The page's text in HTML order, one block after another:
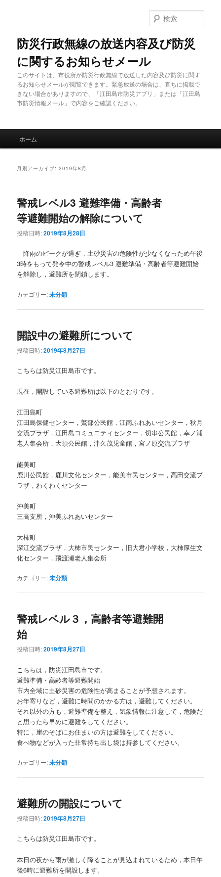
防災行政無線の放送内容及び防災
に関するお知らせメール
このサイトは、市役所が防災行政無線で放送した内容及び防災に関す
るお知らせメールが閲覧できます。緊急放送の場合は、直ちに掲載で
きない場合がありますので、「江田島市防災アプリ」または「江田島
市防災情報メール」で内容をご確認ください。
索
ホーム
月別アーカイブ:2019年8月
警戒レベル3 避難準備・高齢者
等避難開始の解除について
投稿日時:2019年8月28日
降雨のピークが過ぎ，土砂災害の危険性が少なくなっため午後
3時をもって発令中の警戒レベル3 避難準備・高齢者等避難開始
を解除し，避難所を閉鎖します。
カテゴリー:未分類
開設中の避難所について
投稿日時:2019年8月27日
こちらは防災江田島市です。
現在，開設している避難所は以下のとおりです。
江田島町
江田島保健センター，鷲部公民館，江南ふれあいセンター，秋月
交流プラザ，江田島コミュニティセンター，切串公民館，幸ノ浦
老人集会所，大須公民館，津久茂児童館，宮ノ原交流プラザ
能美町
鹿川公民館，鹿川文化センター，能美市民センター，高田交流プ
ラザ，わくわくセンター
沖美町
三高支所，沖美ふれあいセンター
大柿町
深江交流プラザ，大柿市民センター，旧大君小学校，大柿厚生文
化センター，飛渡瀬老人集会所
カテゴリー:未分類
警戒レベル３，高齢者等避難開
始
投稿日時:2019年8月27日
こちらは，防災江田島市です。
避難準備・高齢者等避難開始
市内全域に土砂災害の危険性が高まることが予想されます。
お年寄りなど，避難に時間のかかる方は，避難してください。
それ以外の方も，避難準備を整え，気象情報に注意して，危険だ
と思ったら早めに避難をしてください。
特に，崖のそばにお住まいの方は避難をしてください。
食べ物などが入った非常持ち出し袋は持参してください。
カテゴリー:未分類
避難所の開設について
投稿日時:2019年8月27日
こちらは防災江田島市です。
本日の夜から雨が激しく降ることが見込まれているため，本日午
後6時に避難所を開設します。